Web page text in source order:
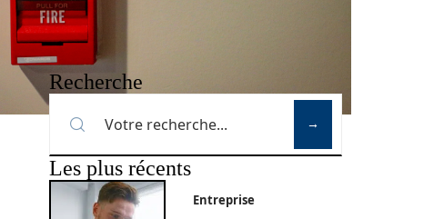
Recherche
Les plus récents
Entreprise